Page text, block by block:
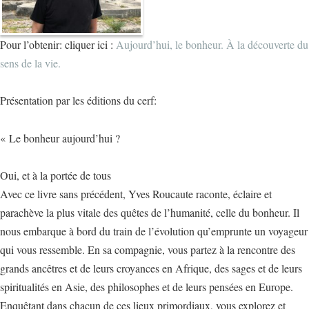
Pour l’obtenir: cliquer ici : Aujourd’hui, le bonheur. À la découverte du
sens de la vie.
Présentation par les éditions du cerf:
« Le bonheur aujourd’hui ?
Oui, et à la portée de tous
Avec ce livre sans précédent, Yves Roucaute raconte, éclaire et
parachève la plus vitale des quêtes de l’humanité, celle du bonheur. Il
nous embarque à bord du train de l’évolution qu’emprunte un voyageur
qui vous ressemble. En sa compagnie, vous partez à la rencontre des
grands ancêtres et de leurs croyances en Afrique, des sages et de leurs
spiritualités en Asie, des philosophes et de leurs pensées en Europe.
Enquêtant dans chacun de ces lieux primordiaux, vous explorez et